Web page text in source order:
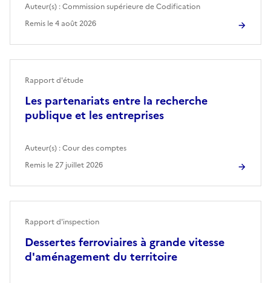
Auteur(s) :Commission supérieure de Codification
Remis le4 août 2026
Les partenariats entre la recherche
publique et les entreprises
Rapport d'étude
Auteur(s) :Cour des comptes
Remis le27 juillet 2026
Dessertes ferroviaires à grande vitesse
d'aménagement du territoire
Rapport d'inspection